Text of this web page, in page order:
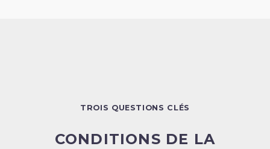
TROIS QUESTIONS CLÉS
CONDITIONS DE LA